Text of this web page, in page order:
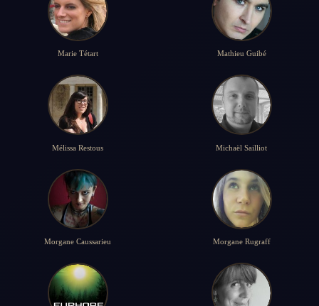
Marie Tétart Mathieu Guibé
Mélissa Restous Michaël Sailliot
Morgane Caussarieu Morgane Rugraff